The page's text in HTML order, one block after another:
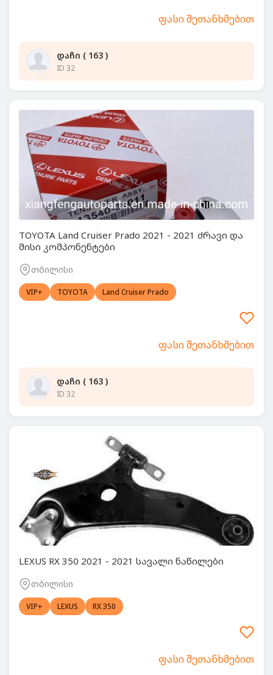
ფასი შეთანხმებით
დაჩი ( 163 )
ID 32
TOYOTA Land Cruiser Prado 2021 - 2021 ძრავი და
მისი კომპონენტები
თბილისი
VIP+ TOYOTA Land Cruiser Prado
ფასი შეთანხმებით
დაჩი ( 163 )
ID 32
LEXUS RX 350 2021 - 2021 სავალი ნაწილები
თბილისი
VIP+ LEXUS RX 350
ფასი შეთანხმებით